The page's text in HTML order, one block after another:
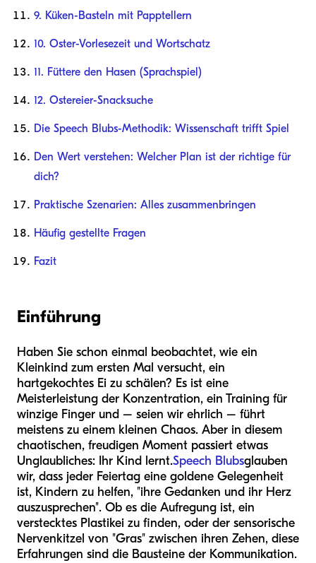
9. Küken-Basteln mit Papptellern
10. Oster-Vorlesezeit und Wortschatz
11. Füttere den Hasen (Sprachspiel)
12. Ostereier-Snacksuche
Die Speech Blubs-Methodik: Wissenschaft trifft Spiel
Den Wert verstehen: Welcher Plan ist der richtige für
dich?
Praktische Szenarien: Alles zusammenbringen
Häufig gestellte Fragen
Fazit
Einführung
Haben Sie schon einmal beobachtet, wie ein
Kleinkind zum ersten Mal versucht, ein
hartgekochtes Ei zu schälen? Es ist eine
Meisterleistung der Konzentration, ein Training für
winzige Finger und – seien wir ehrlich – führt
meistens zu einem kleinen Chaos. Aber in diesem
chaotischen, freudigen Moment passiert etwas
Unglaubliches: Ihr Kind lernt.Speech Blubsglauben
wir, dass jeder Feiertag eine goldene Gelegenheit
ist, Kindern zu helfen, "ihre Gedanken und ihr Herz
auszusprechen". Ob es die Aufregung ist, ein
verstecktes Plastikei zu finden, oder der sensorische
Nervenkitzel von "Gras" zwischen ihren Zehen, diese
Erfahrungen sind die Bausteine der Kommunikation.